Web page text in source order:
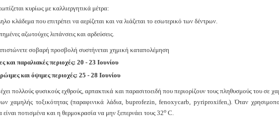
κυρίως με καλλιεργητικά μέτρα:
κλάδεμα που επιτρέπει να αερίζεται και να λιάζεται το εσωτερικό των δέντρων.
ημένες αζωτούχες λιπάνσεις και αρδεύσεις.
σοβαρή προσβολή συστήνεται χημική καταπολέμηση
και παραλιακές περιοχές: 20 - 23 Ιουνίου
και όψιμες περιοχές: 25 - 28 Ιουνίου
πολλούς φυσικούς εχθρούς, αρπακτικά και παρασιτοειδή που περιορίζουν τους πληθυσμούς του σε
χαμηλής τοξικότητας (παραφινικά λάδια, buprofezin, fenoxycarb, pyriproxifen,). Όταν
είναι ποτισμένα και η θερμοκρασία να μην ξεπερνάει τους 32ο C.